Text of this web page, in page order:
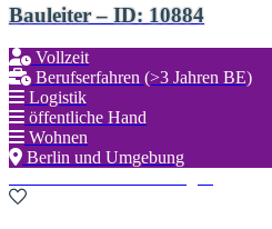
Bauleiter – ID: 10884
Vollzeit
Berufserfahren (>3 Jahren BE)
Logistik
öffentliche Hand
Wohnen
Berlin und Umgebung